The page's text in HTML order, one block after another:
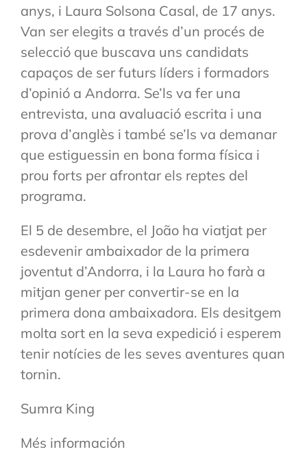
anys, i Laura Solsona Casal, de 17 anys.
Van ser elegits a través d’un procés de
selecció que buscava uns candidats
capaços de ser futurs líders i formadors
d’opinió a Andorra. Se’ls va fer una
entrevista, una avaluació escrita i una
prova d’anglès i també se’ls va demanar
que estiguessin en bona forma física i
prou forts per afrontar els reptes del
programa.
El 5 de desembre, el João ha viatjat per
esdevenir ambaixador de la primera
joventut d’Andorra, i la Laura ho farà a
mitjan gener per convertir-se en la
primera dona ambaixadora. Els desitgem
molta sort en la seva expedició i esperem
tenir notícies de les seves aventures quan
tornin.
Sumra King
Més información